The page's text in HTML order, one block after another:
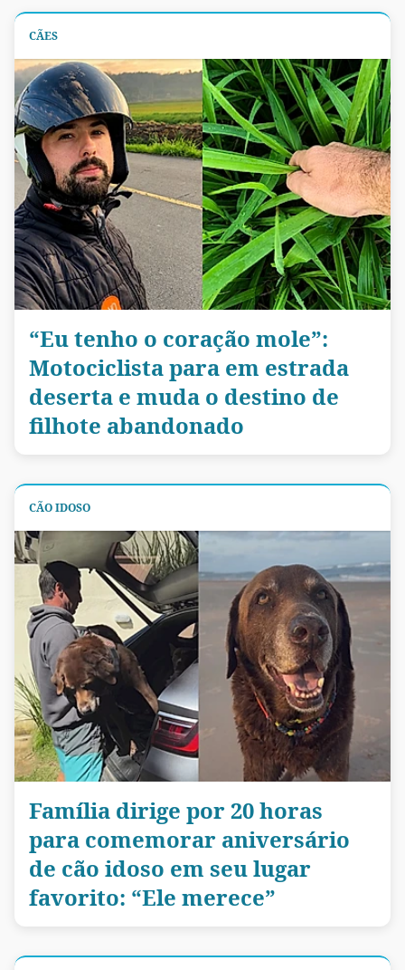
CÃES
“Eu tenho o coração mole”:
Motociclista para em estrada
deserta e muda o destino de
filhote abandonado
CÃO IDOSO
Família dirige por 20 horas
para comemorar aniversário
de cão idoso em seu lugar
favorito: “Ele merece”